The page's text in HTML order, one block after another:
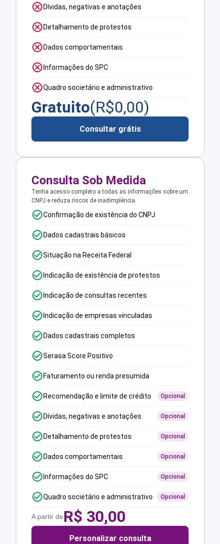
Dívidas, negativas e anotações
Detalhamento de protestos
Dados comportamentais
Informações do SPC
Quadro societário e administrativo
Gratuito(R$0,00)
Consultar grátis
Consulta Sob Medida
Tenha acesso completo a todas as informações sobre um
CNPJ e reduza riscos de inadimplência.
Confirmação de existência do CNPJ
Dados cadastrais básicos
Situação na Receita Federal
Indicação de existência de protestos
Indicação de consultas recentes
Indicação de empresas vinculadas
Dados cadastrais completos
Serasa Score Positivo
Faturamento ou renda presumida
Recomendação e limite de crédito Opcional
Dívidas, negativas e anotações Opcional
Detalhamento de protestos Opcional
Dados comportamentais Opcional
Informações do SPC Opcional
Quadro societário e administrativo Opcional
A partir deR$ 30,00
Personalizar consulta